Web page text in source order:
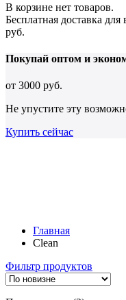
В корзине нет товаров.
Бесплатная доставка
руб.
Покупай оптом и
от 3000 руб.
Не упустите эту
Купить сейчас
Главная
Clean
Фильтр продуктов